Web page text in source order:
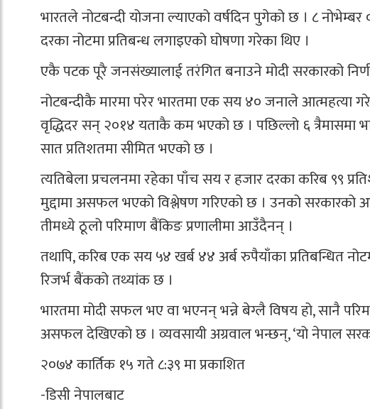
भारतले नोटबन्दी योजना ल्याएको वर्षदिन पुगेको छ । ८ नोभेम्बर
दरका नोटमा प्रतिबन्ध लगाइएको घोषणा गरेका थिए ।
एकै पटक पूरै जनसंख्यालाई तरंगित बनाउने मोदी सरकारको
नोटबन्दीकै मारमा परेर भारतमा एक सय ४० जनाले आत्महत्या
वृद्धिदर सन् २०१४ यताकै कम भएको छ । पछिल्लो ६
सात प्रतिशतमा सीमित भएको छ ।
त्यतिबेला प्रचलनमा रहेका पाँच सय र हजार दरका करिब ९९
मुद्दामा असफल भएको विश्लेषण गरिएको छ । उनको
तीमध्ये ठूलो परिमाण बैंकिङ प्रणालीमा आउँदैनन् ।
तथापि, करिब एक सय ५४ खर्ब ४४ अर्ब रुपैयाँका प्रतिबन्धित
रिजर्भ बैंकको तथ्यांक छ ।
भारतमा मोदी सफल भए वा भएनन् भन्ने बेग्लै विषय हो, सानै
असफल देखिएको छ । व्यवसायी अग्रवाल भन्छन्, ‘यो नेपाल
२०७४ कार्तिक १५ गते ८:३९ मा प्रकाशित
-डिसी नेपालबाट